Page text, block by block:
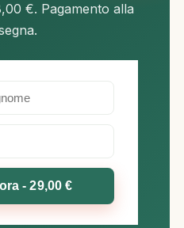
€. Pagamento alla
- 29,00 €